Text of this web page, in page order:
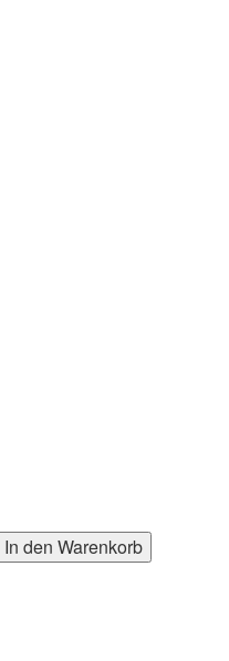
In den Warenkorb